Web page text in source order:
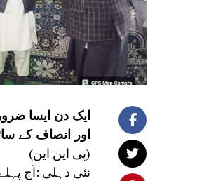
ایک دن ایسا
اور انصاف کے
(پی این این)